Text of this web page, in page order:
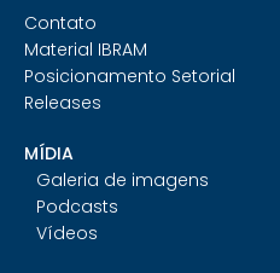
Contato
Material IBRAM
Posicionamento Setorial
Releases
MÍDIA
Galeria de imagens
Podcasts
Vídeos